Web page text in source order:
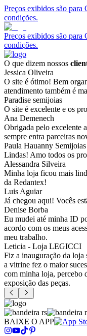
Preços exibidos são para
condições.
Preços exibidos são para
condições.
O que dizem nossos
Jessica Oliveira
O site é ótimo! Bem
atendimento também é
Paradise semijoias
O site é excelente e os
Ana Demenech
Obrigada pelo excelente
sempre entra parceiras
Paula Hauanny Semijoias
Lindas! Amo todos os
Alessandra Silveira
Minha loja ficou mais
da Redantex!
Luis Aguiar
Já chegou aqui! Vocês
Denise Borba
Eu mudei até minha ID
acordo com os meus
meu trabalho.
Leticia - Loja LEGICCI
Fiz a inauguração da
a vitrine fez o maior
com minha loja, percebo
exposição das peças.
BAIXE O APP